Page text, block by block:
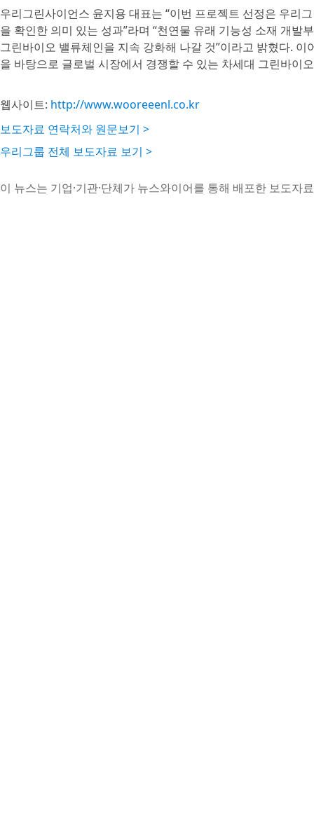
우리그린사이언스 윤지용 대표는 “이번 프로젝트 선정은 우리
을 확인한 의미 있는 성과”라며 “천연물 유래 기능성 소재 개발
그린바이오 밸류체인을 지속 강화해 나갈 것”이라고 밝혔다.
을 바탕으로 글로벌 시장에서 경쟁할 수 있는 차세대 그린바이
웹사이트: http://www.wooreeenl.co.kr
보도자료 연락처와 원문보기 >
우리그룹 전체 보도자료 보기 >
이 뉴스는 기업·기관·단체가 뉴스와이어를 통해 배포한 보도자